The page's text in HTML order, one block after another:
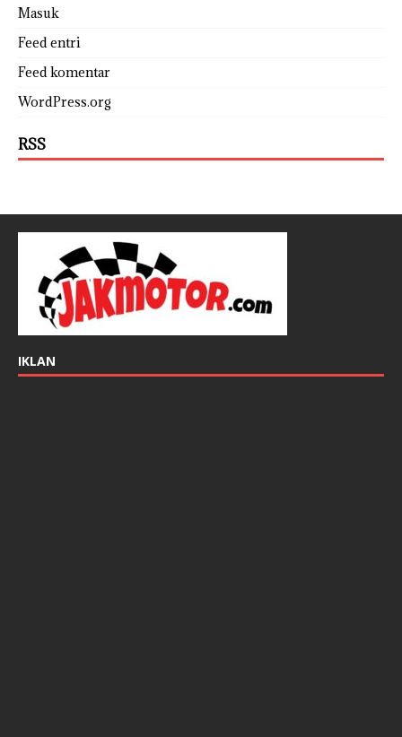
Masuk
Feed entri
Feed komentar
WordPress.org
RSS
IKLAN